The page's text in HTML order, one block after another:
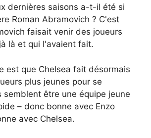
dernières saisons a-t-il été si
Roman Abramovich ? C'est
faisait venir des joueurs
là et qui l'avaient fait.
est que Chelsea fait désormais
plus jeunes pour se
semblent être une équipe jeune
– donc bonne avec Enzo
avec Chelsea.